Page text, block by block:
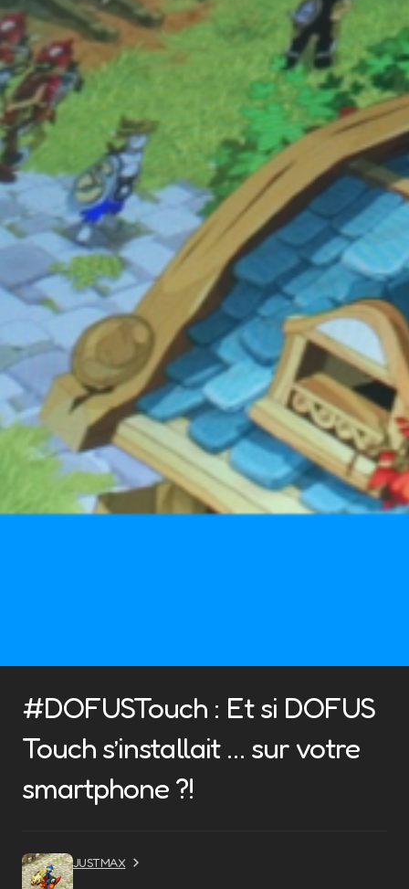
#DOFUSTouch : Et si DOFUS
Touch s’installait … sur votre
smartphone ?!
JUSTMAX